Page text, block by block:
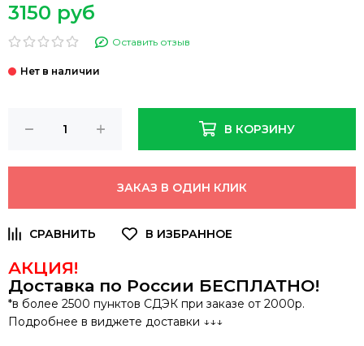
3150 руб
Оставить отзыв
В КОРЗИНУ
ЗАКАЗ В ОДИН КЛИК
АКЦИЯ!
Доставка по России БЕСПЛАТНО!
*в более 2500 пунктов СДЭК при заказе от 2000р.
Подробнее в виджете доставки ↓↓↓